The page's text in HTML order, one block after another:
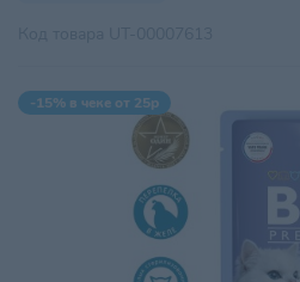
-15% в чеке от 25р